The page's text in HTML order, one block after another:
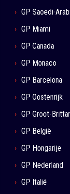
GP Saoedi-
GP Miami
GP Canada
GP Monaco
GP Barcelona
GP Oostenrijk
GP Groot-
GP België
GP Hongarije
GP Nederland
GP Italië